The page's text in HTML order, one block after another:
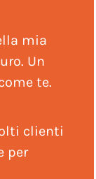
mia
Un
te.
clienti
per